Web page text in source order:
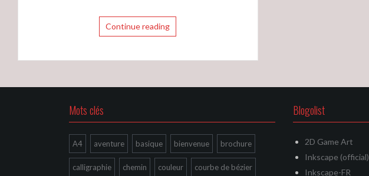
Continue reading
Mots clés
A4 aventure basique bienvenue brochure
calligraphie chemin couleur courbe de bézier
Blogolist
2D Game Art
Inkscape (official)
Inkscape-FR